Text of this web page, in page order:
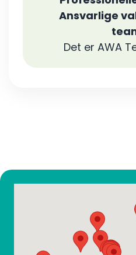
Ansvarlige
Det er AWA